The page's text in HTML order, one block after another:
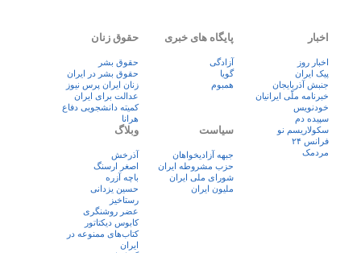
اخبار
اخبار روز
پيک ايران
جنبش آذربایجان
خبرنامه ملّی ایرانیان
خودنویس
سپیده دم
سکولاریسم نو
فرانس ۲۴
مردمک
پایگاه های خبری
آزادگی
گویا
همبوم
حقوق زنان
حقوق بشر
حقوق بشر در ایران
زنان ايران پرس نيوز
عدالت برای ایران
کمیته دانشجویی دفاع
هرانا
سیاست
جبهه آزادیخواهان
حزب مشروطه ایران
شورای ملی ایران
ملیون ایران
وبلاگ
آذرخش
اصغر ارسنگ
باچه آزره
حسین یزدانی
رستاخیز
عضر روشنگری
کابوس دیکتاتور
کتاب‌های ممنوعه در
ایران